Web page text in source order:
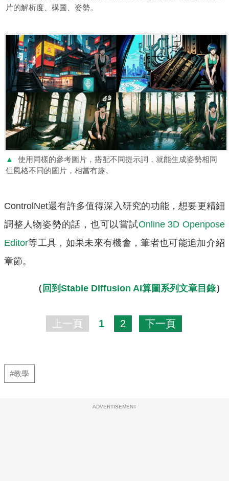
片的解析度、構圖、姿勢。
▲
使用同樣的參考圖片，搭配不同提示詞，就能生成姿勢相同
但風格不同的圖片，相當有趣。
ControlNet還有許多值得深入研究的功能，想要更精細
調整人物姿勢的話，也可以嘗試Online 3D Openpose
Editor等工具，如果未來有機會，筆者也可能追加介紹
章節。
（ 回到Stable Diffusion AI算圖系列文章目錄）
上一頁 1 2 下一頁
#教學
ADVERTISEMENT